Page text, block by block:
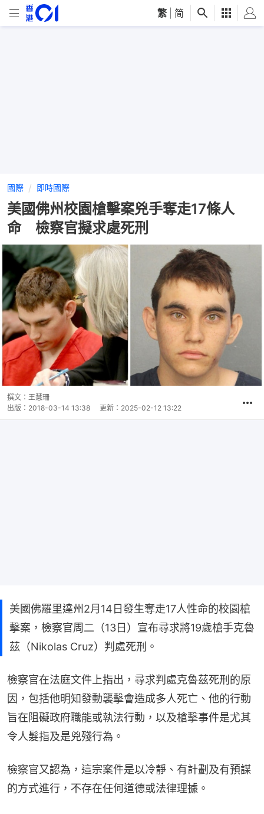
繁 简
國際 即時國際
美國佛州校園槍擊案兇手奪走17條人
命 檢察官擬求處死刑
撰文： 王慧珊
出版： 2018-03-14 13:38 更新： 2025-02-12 13:22
美國佛羅里達州2月14日發生奪走17人性命的校園槍
擊案，檢察官周二（13日）宣布尋求將19歲槍手克魯
茲（Nikolas Cruz）判處死刑。
檢察官在法庭文件上指出，尋求判處克魯茲死刑的原
因，包括他明知發動襲擊會造成多人死亡、他的行動
旨在阻礙政府職能或執法行動，以及槍擊事件是尤其
令人髮指及是兇殘行為。
檢察官又認為，這宗案件是以冷靜、有計劃及有預謀
的方式進行，不存在任何道德或法律理據。